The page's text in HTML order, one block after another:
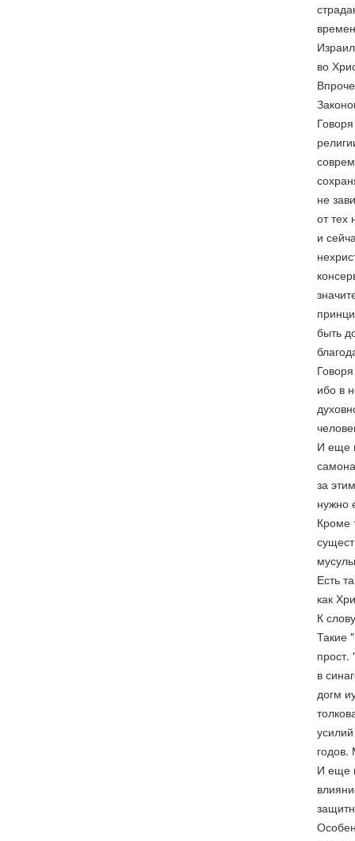
во
не
от тех
и
быть
ибо в
И еще
за
нужно
Кроме
Есть
как
К
Такие
прост.
в
догм
И еще